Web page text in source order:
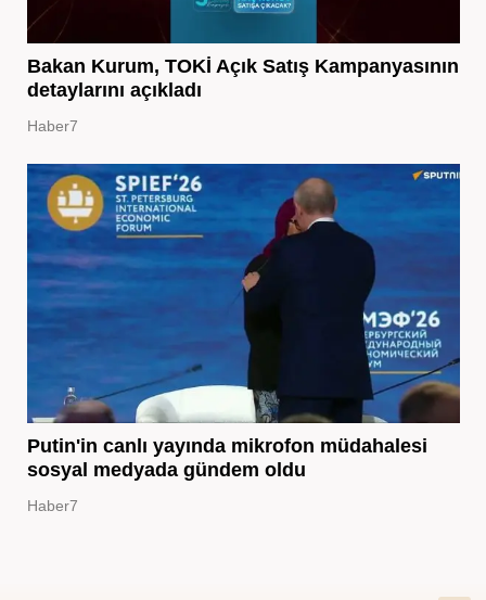
Bakan Kurum, TOKİ Açık Satış Kampanyasının
detaylarını açıkladı
Haber7
Putin'in canlı yayında mikrofon müdahalesi
sosyal medyada gündem oldu
Haber7